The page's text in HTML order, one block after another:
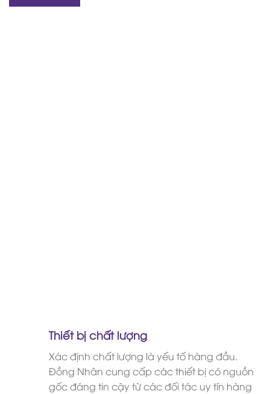
Thiết bị chất lượng
Xác định chất lượng là yếu tố hàng đầu.
Đồng Nhân cung cấp các thiết bị có nguồn
gốc đáng tin cậy từ các đối tác uy tín hàng